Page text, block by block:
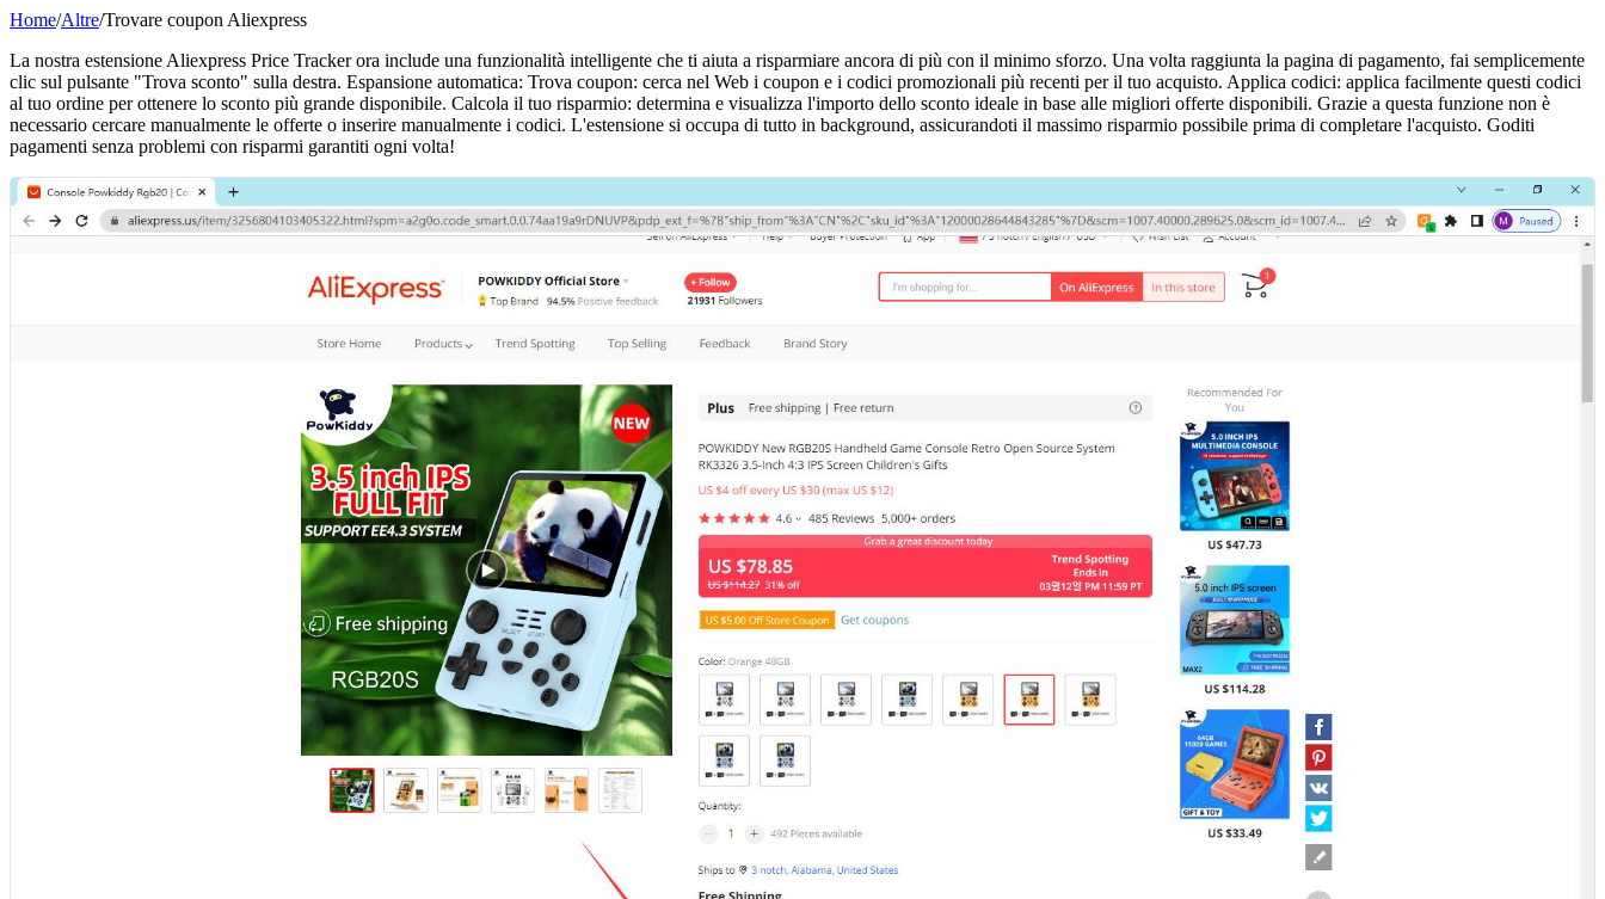
Home/Altre/Trovare coupon Aliexpress
La nostra estensione Aliexpress Price Tracker ora include una funzionalità intelligente che ti aiuta a risparmiare ancora di più con il minimo sforzo. Una volta raggiunta la pagina di pagamento, fai semplicemente
clic sul pulsante "Trova sconto" sulla destra. Espansione automatica: Trova coupon: cerca nel Web i coupon e i codici promozionali più recenti per il tuo acquisto. Applica codici: applica facilmente questi codici
al tuo ordine per ottenere lo sconto più grande disponibile. Calcola il tuo risparmio: determina e visualizza l'importo dello sconto ideale in base alle migliori offerte disponibili. Grazie a questa funzione non è
necessario cercare manualmente le offerte o inserire manualmente i codici. L'estensione si occupa di tutto in background, assicurandoti il massimo risparmio possibile prima di completare l'acquisto. Goditi
pagamenti senza problemi con risparmi garantiti ogni volta!